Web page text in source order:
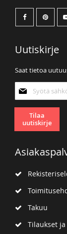
Uutiskirje
Saat tietoa
uutiskirjeemme:
Tilaa
uutiskirje
Takuu
Tilaukset